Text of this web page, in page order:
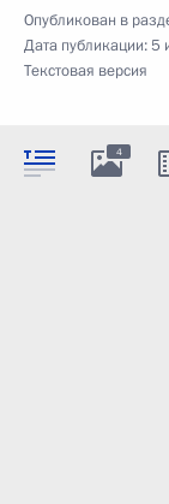
Опубликован в
Дата публикации:5
Текстовая версия
4